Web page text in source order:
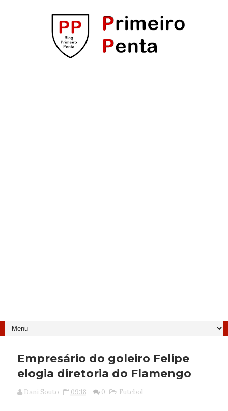
Empresário do goleiro Felipe
elogia diretoria do Flamengo
Dani Souto 09:18 0 Futebol